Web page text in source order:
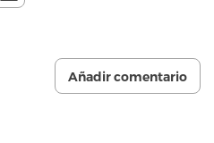
Añadir comentario